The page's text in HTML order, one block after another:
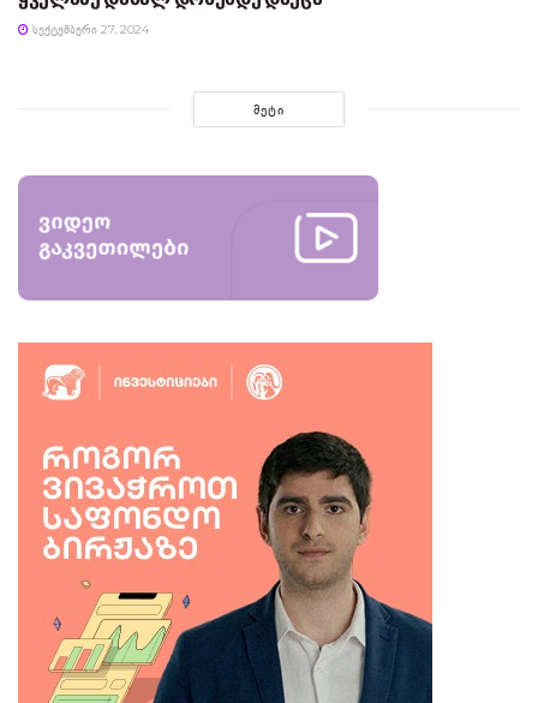
ᲡᲔᲥᲢᲔᲛᲑᲔᲠᲘ 27, 2024
ᲛᲔᲢᲘ